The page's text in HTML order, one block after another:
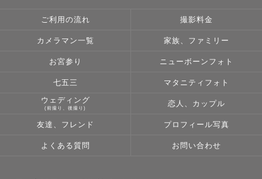
ご利用の流れ 撮影料金
カメラマン一覧 家族、ファミリー
お宮参り ニューボーンフォト
七五三 マタニティフォト
ウェディング
(前撮り、後撮り)
恋人、カップル
友達、フレンド プロフィール写真
よくある質問 お問い合わせ